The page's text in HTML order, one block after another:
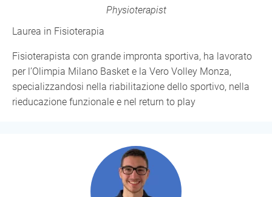
Physioterapist
Laurea in Fisioterapia
Fisioterapista con grande impronta sportiva, ha lavorato
per l’Olimpia Milano Basket e la Vero Volley Monza,
specializzandosi nella riabilitazione dello sportivo, nella
rieducazione funzionale e nel return to play